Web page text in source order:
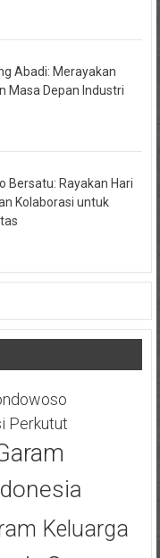
Abadi: Merayakan
Masa Depan Industri
Bersatu: Rayakan Hari
Kolaborasi untuk
Perkutut
Keluarga